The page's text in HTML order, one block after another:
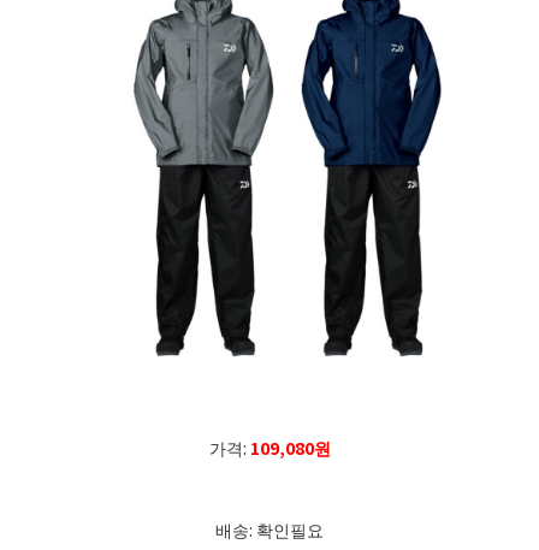
가격: 109,080원
배송: 확인필요